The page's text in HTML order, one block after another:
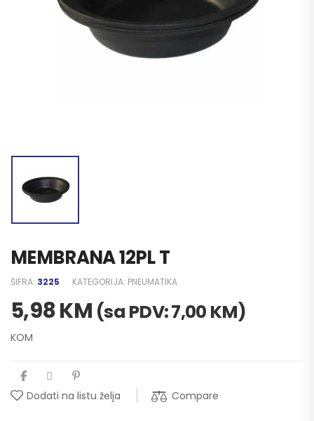
MEMBRANA 12PL T
ŠIFRA: 3225 KATEGORIJA: PNEUMATIKA
5,98KM (sa PDV:7,00 KM)
KOM
Dodati na listu želja Compare